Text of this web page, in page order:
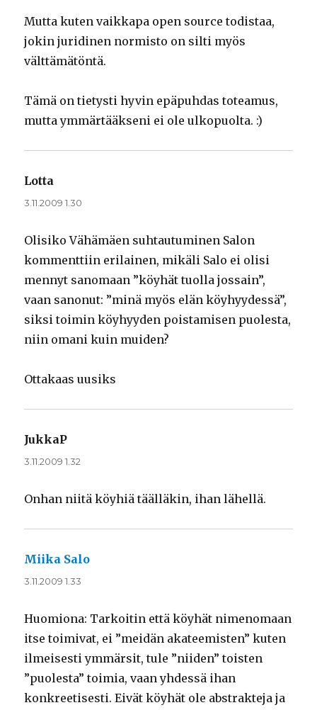
Mutta kuten vaikkapa open source todistaa,
jokin juridinen normisto on silti myös
välttämätöntä.
Tämä on tietysti hyvin epäpuhdas toteamus,
mutta ymmärtääkseni ei ole ulkopuolta. :)
Lotta
3.11.2009 1.30
Olisiko Vähämäen suhtautuminen Salon
kommenttiin erilainen, mikäli Salo ei olisi
mennyt sanomaan ”köyhät tuolla jossain”,
vaan sanonut: ”minä myös elän köyhyydessä”,
siksi toimin köyhyyden poistamisen puolesta,
niin omani kuin muiden?
Ottakaas uusiks
JukkaP
3.11.2009 1.32
Onhan niitä köyhiä täälläkin, ihan lähellä.
Miika Salo
3.11.2009 1.33
Huomiona: Tarkoitin että köyhät nimenomaan
itse toimivat, ei ”meidän akateemisten” kuten
ilmeisesti ymmärsit, tule ”niiden” toisten
”puolesta” toimia, vaan yhdessä ihan
konkreetisesti. Eivät köyhät ole abstrakteja ja